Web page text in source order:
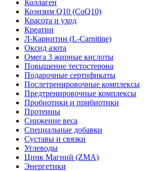
Коллаген
Коэнзим Q10 (CoQ10)
Красота и уход
Креатин
Л-Карнитин (L-Сarnitine)
Оксид азота
Омега 3 жирные кислоты
Повышение тестостерона
Подарочные сертификаты
Послетренировочные комплексы
Предтренировочные комплексы
Пробиотики и прибиотики
Протеины
Снижение веса
Специальные добавки
Суставы и связки
Углеводы
Цинк Магний (ZMA)
Энергетики